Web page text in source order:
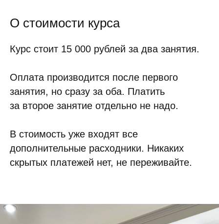
О стоимости курса
Курс стоит 15 000 рублей за два занятия.
Оплата производится после первого
занятия, но сразу за оба. Платить
за второе занятие отдельно не надо.
В стоимость уже входят все
дополнительные расходники. Никаких
скрытых платежей нет, не переживайте.